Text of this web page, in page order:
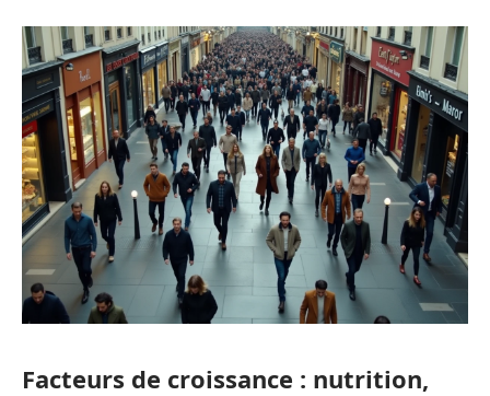
Facteurs de croissance : nutrition,